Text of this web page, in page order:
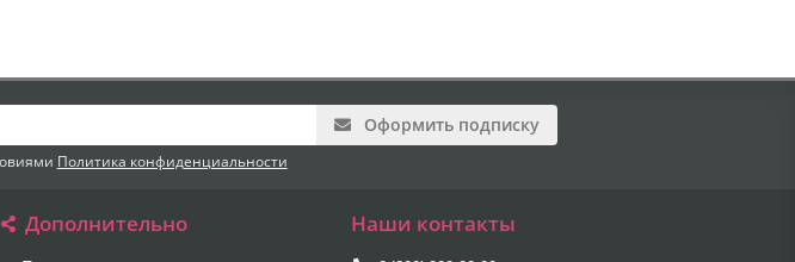
Оформить подписку
Политика конфиденциальности
Дополнительно Наши контакты